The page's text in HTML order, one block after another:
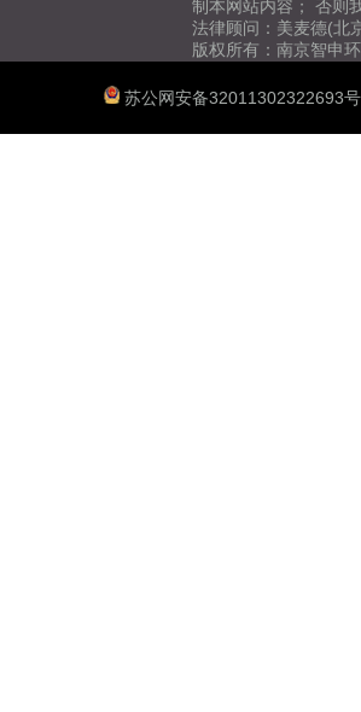
制本网站内容； 否则
法律顾问：美麦德(北
版权所有：南京智申
苏公网安备32011302322693号